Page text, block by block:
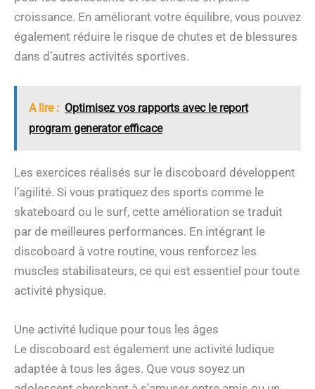
croissance. En améliorant votre équilibre, vous pouvez
également réduire le risque de chutes et de blessures
dans d’autres activités sportives.
A lire : Optimisez vos rapports avec le report
program generator efficace
Les exercices réalisés sur le discoboard développent
l’agilité. Si vous pratiquez des sports comme le
skateboard ou le surf, cette amélioration se traduit
par de meilleures performances. En intégrant le
discoboard à votre routine, vous renforcez les
muscles stabilisateurs, ce qui est essentiel pour toute
activité physique.
Une activité ludique pour tous les âges
Le discoboard est également une activité ludique
adaptée à tous les âges. Que vous soyez un